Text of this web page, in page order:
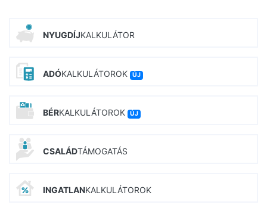
NYUGDÍJKALKULÁTOR
ADÓKALKULÁTOROK ÚJ
BÉRKALKULÁTOROK ÚJ
CSALÁDTÁMOGATÁS
INGATLANKALKULÁTOROK